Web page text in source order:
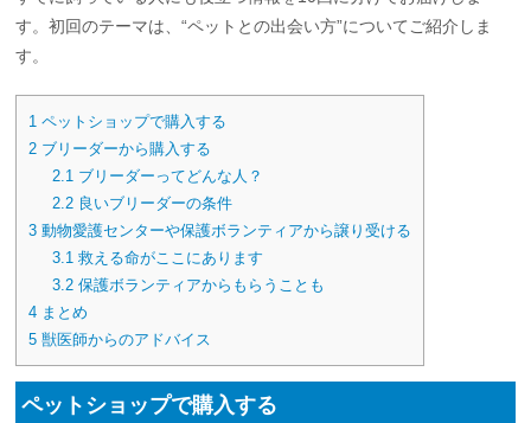
す。初回のテーマは、“ペットとの出会い方”についてご紹介しま
す。
1 ペットショップで購入する
2 ブリーダーから購入する
2.1 ブリーダーってどんな人？
2.2 良いブリーダーの条件
3 動物愛護センターや保護ボランティアから譲り受ける
3.1 救える命がここにあります
3.2 保護ボランティアからもらうことも
4 まとめ
5 獣医師からのアドバイス
ペットショップで購入する